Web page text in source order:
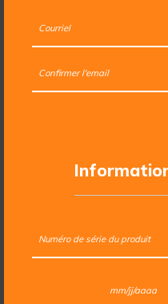
MM slash JJ slash AAAA